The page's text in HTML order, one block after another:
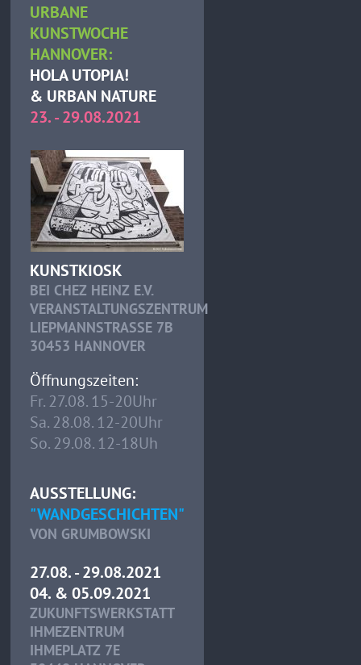
URBANE
KUNSTWOCHE
HANNOVER:
HOLA UTOPIA!
& URBAN NATURE
23. - 29.08.2021
KUNSTKIOSK
BEI CHEZ HEINZ E.V.
VERANSTALTUNGSZENTRUM
LIEPMANNSTRASSE 7B
30453 HANNOVER
Öffnungszeiten:
Fr. 27.08. 15-20Uhr
Sa. 28.08. 12-20Uhr
So. 29.08. 12-18Uh
AUSSTELLUNG:
"WANDGESCHICHTEN"
VON GRUMBOWSKI
27.08. - 29.08.2021
04. & 05.09.2021
ZUKUNFTSWERKSTATT
IHMEZENTRUM
IHMEPLATZ 7E